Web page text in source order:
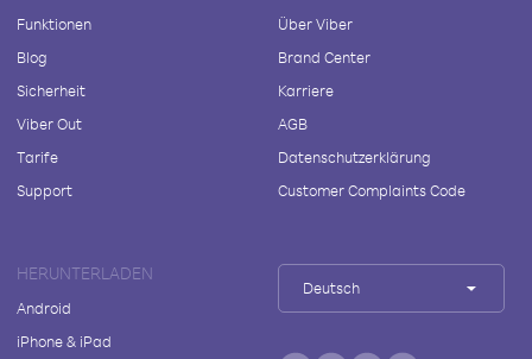
Funktionen
Blog
Sicherheit
Viber Out
Tarife
Support
Über Viber
Brand Center
Karriere
AGB
Datenschutzerklärung
Customer Complaints Code
HERUNTERLADEN
Android
iPhone & iPad
Deutsch